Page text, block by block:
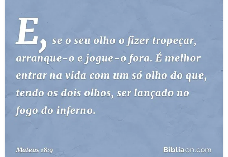
ESTUDOS BÍBLICOS
ESBOÇOS DE PREGAÇÃO
PERGUNTE À BÍBLIA IA